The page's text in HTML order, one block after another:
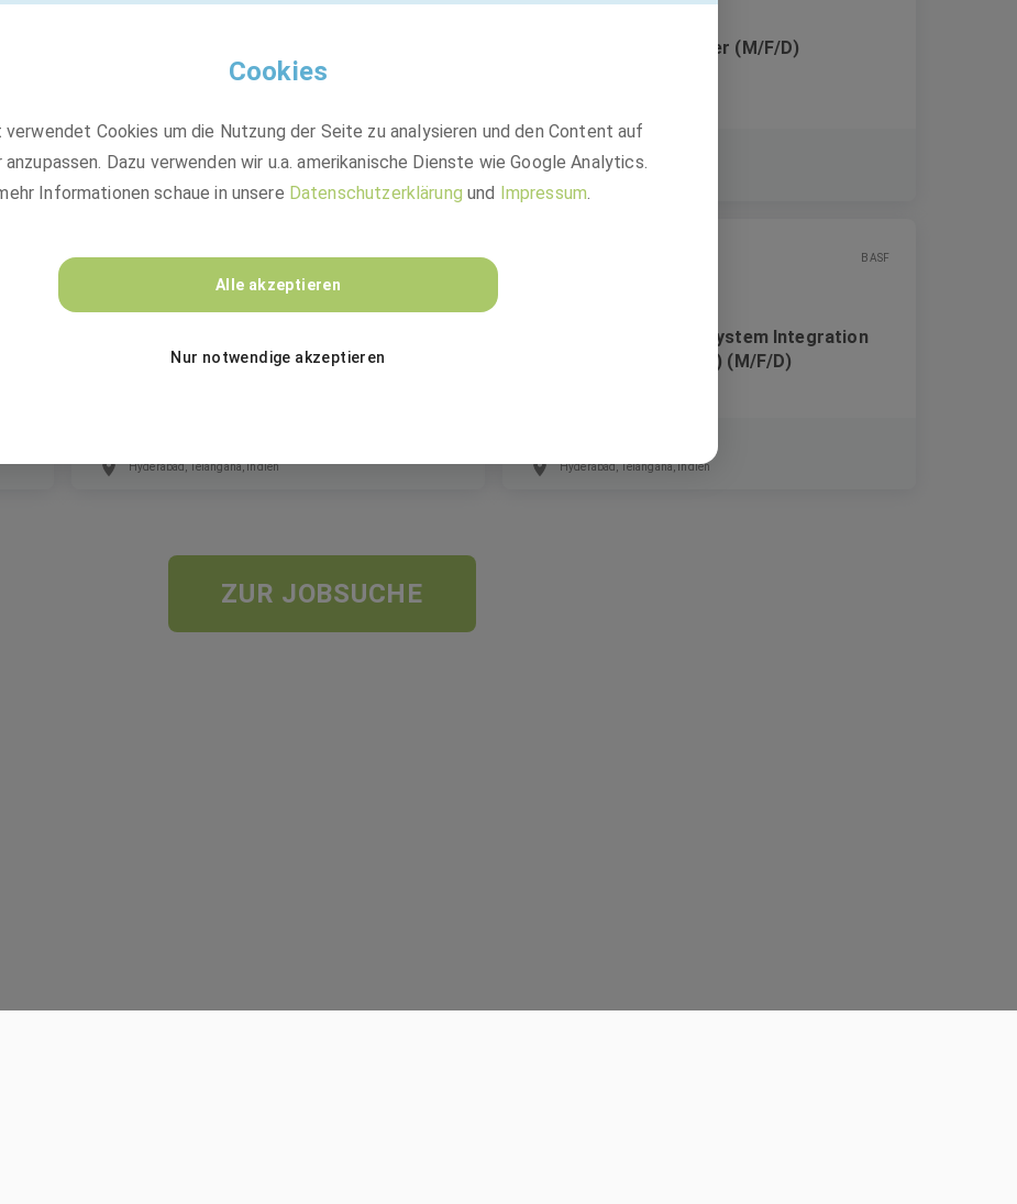
Job grade 4 - Active Directories 1 (m/f/d)
Service Engineer Owner (M/F/D)
BASF
Consultant - (m/f/d)
Hyderabad, Telangana, Indien
BASF
Solution Consultant System Integration
(EDI, Purchase-to-Pay) (M/F/D)
Hyderabad, Telangana, Indien
ZUR JOBSUCHE
Cookies
Cookies um die Nutzung der Seite zu analysieren und den Content auf
anzupassen. Dazu verwenden wir u.a. amerikanische Dienste wie Google Analytics.
Informationen schaue in unsere Datenschutzerklärung und Impressum.
Alle akzeptieren
Nur notwendige akzeptieren